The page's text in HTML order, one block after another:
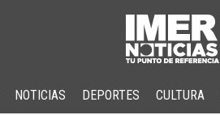
NOTICIAS DEPORTES CULTURA